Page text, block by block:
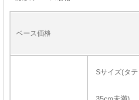
ベース価格
Sサイズ(タ